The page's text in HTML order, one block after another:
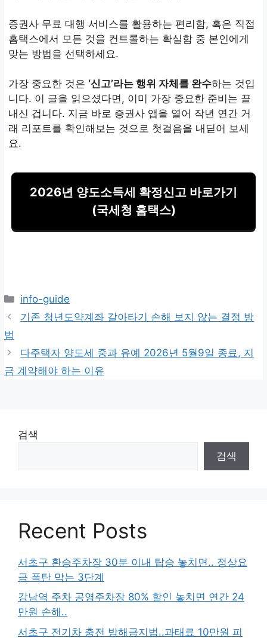
증권사 무료 대행 서비스를 활용하는 편리함, 혹은 직접
홈택스에서 모든 것을 컨트롤하는 확실함 중 본인에게
맞는 방법을 선택하세요.
가장 중요한 것은 ‘신고’라는 행위 자체를 완수하는 것입
니다. 이 글을 읽으셨다면, 이미 가장 중요한 준비는 끝
내신 겁니다. 지금 바로 증권사 앱을 열어 작년 연간 거
래 리포트를 확인해보는 것으로 첫걸음을 내딛어 보세
요.
2026년 양도소득세 확정신고 바로가기
(국세청 홈택스)
카
테
고
info-guide
기존 청년도약계좌 갈아타기 손해 보지 않는 결정 방
법
다주택자 양도세 중과 유예 2026년 5월9일 종료, 지
금 계약해야 하는 이유
검색
검색
Recent Posts
서초구 환승주차장 30분 이내 탑승 놓치면.. 정상요
금 폭탄 막는 3단계
강남역 주차 공영주차장 80% 할인 놓치면 연간 24
만원 손해..
서초구 전기차 충전 방해금지법..과태료 10만원 피